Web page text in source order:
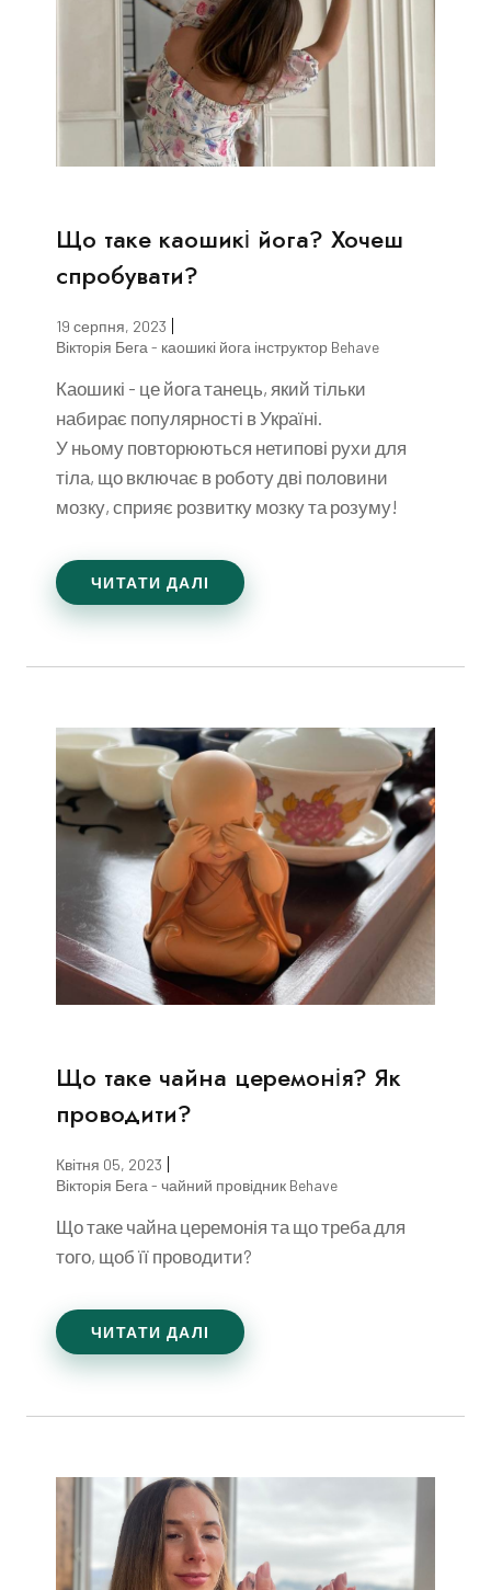
Що таке каошикі йога? Хочеш
спробувати?
19 серпня, 2023
Вікторія Бега - каошикі йога інструктор Behave
Каошикі - це йога танець, який тільки
набирає популярності в Україні.
У ньому повторюються нетипові рухи для
тіла, що включає в роботу дві половини
мозку, сприяє розвитку мозку та розуму!
ЧИТАТИ ДАЛІ
Що таке чайна церемонія? Як
проводити?
Квітня 05, 2023
Вікторія Бега - чайний провідник Behave
Що таке чайна церемонія та що треба для
того, щоб її проводити?
ЧИТАТИ ДАЛІ